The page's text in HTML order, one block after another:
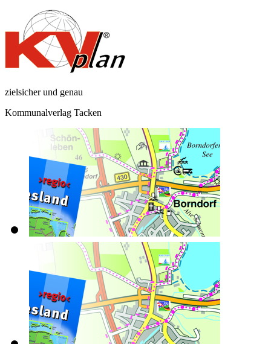
zielsicher und genau
Kommunalverlag Tacken